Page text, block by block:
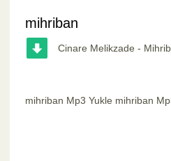
mihriban
Cinare Melikzade -
mihriban Mp3 Yukle mihriban